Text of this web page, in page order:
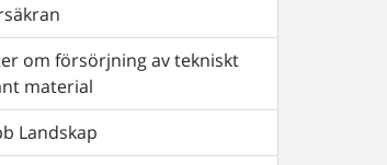
om försörjning av tekniskt
material
Landskap